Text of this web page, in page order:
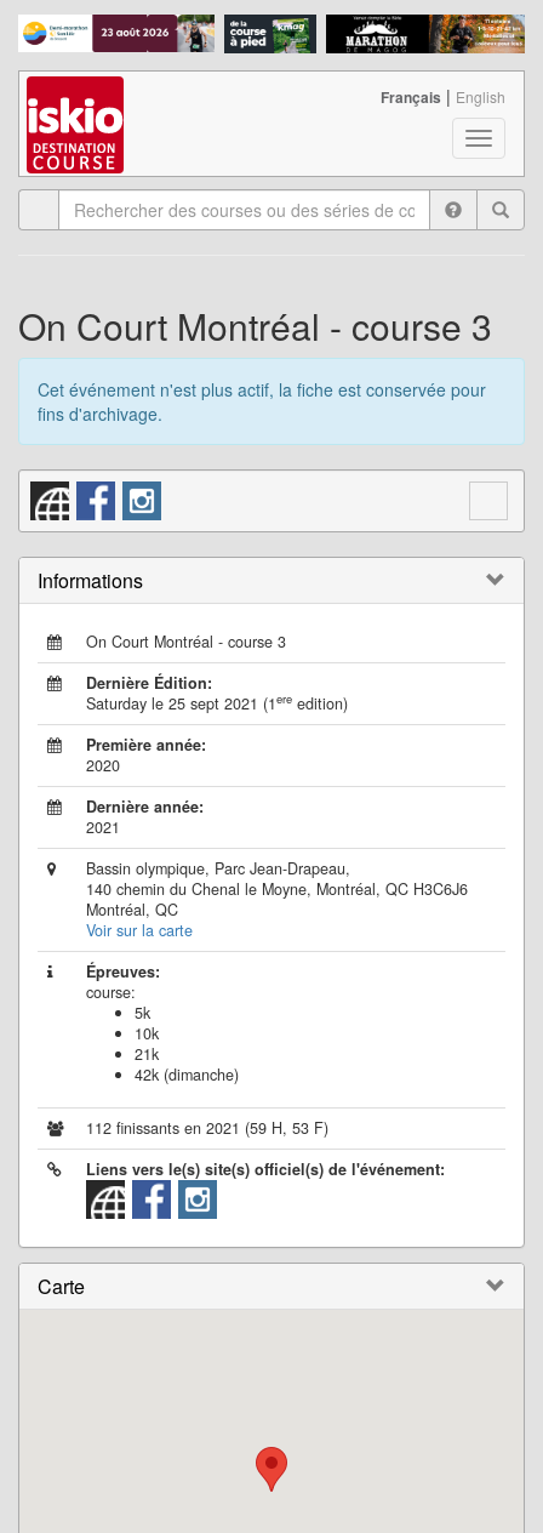
T
o
g
l
a
v
i
g
o
Français | English
On Court Montréal - course 3
Cet événement n'est plus actif, la fiche est conservée pour
fins d'archivage.
Informations
On Court Montréal - course 3
Dernière Édition:
Saturday le 25 sept 2021 (1ere edition)
Première année:
2020
Dernière année:
2021
Bassin olympique, Parc Jean-Drapeau,
140 chemin du Chenal le Moyne, Montréal, QC H3C6J6
Montréal, QC
Voir sur la carte
Épreuves:
course:
5k
10k
21k
42k (dimanche)
112 finissants en 2021 (59 H, 53 F)
Liens vers le(s) site(s) officiel(s) de l'événement:
Carte